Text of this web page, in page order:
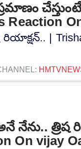
Reaction
|
నేను.. త్రిష
On vijay